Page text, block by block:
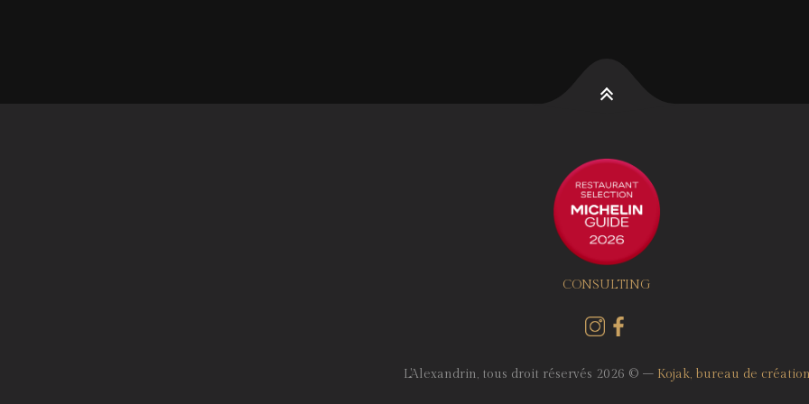
CONSULTING
L'Alexandrin, tous droit réservés 2026 © – Kojak, bureau de